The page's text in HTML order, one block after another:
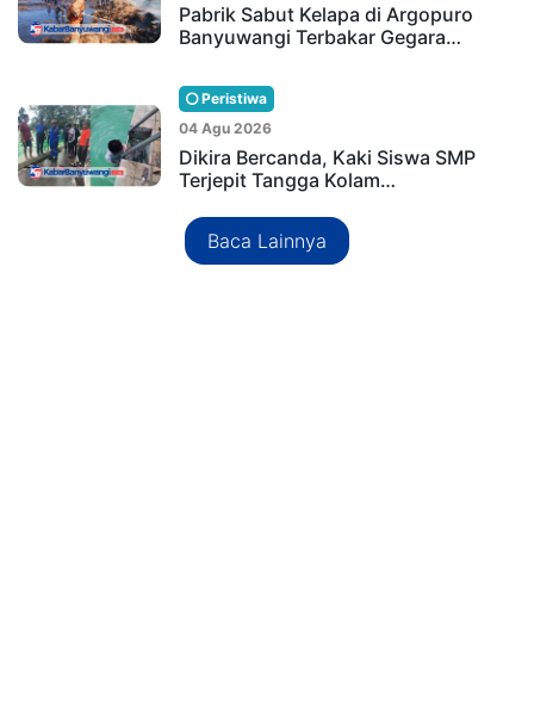
Pabrik Sabut Kelapa di Argopuro
Banyuwangi Terbakar Gegara…
Peristiwa
04 Agu 2026
Dikira Bercanda, Kaki Siswa SMP
Terjepit Tangga Kolam…
Baca Lainnya